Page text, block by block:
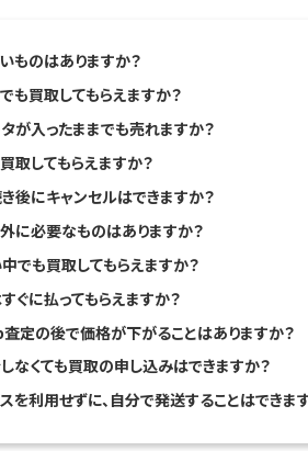
ものはありますか？
も買取してもらえますか？
が入ったままでも売れますか？
取してもらえますか？
後にキャンセルはできますか？
に必要なものはありますか？
でも買取してもらえますか？
ぐに払ってもらえますか？
定の後で価格が下がることはありますか？
なくても買取の申し込みはできますか？
を利用せずに、自分で発送することはできま